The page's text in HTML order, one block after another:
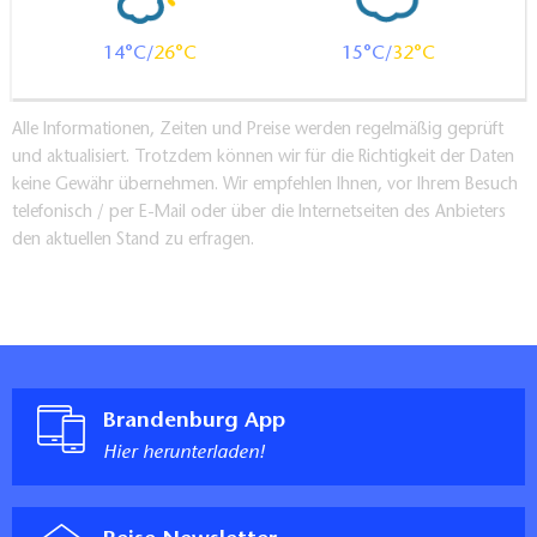
starke Strömung auf dem "Rückweg" auf dem
Puhlstrom
die Hauptspree befahren werden.
Beide Wehre können durchfahren oder umtragen
werden. Am Unteren Puhlstromwehr sind
zumindest von Freitag bis Sonntag Personen, die
macht man die Schleuser glücklich ;)
Karten / Literatur:
Kanuführer für Mecklenburg-Vorpommern,
14 26 15 32
Alle Informationen, Zeiten und Preise werden regelmäßig geprüft
und aktualisiert. Trotzdem können wir für die Richtigkeit der Daten
keine Gewähr übernehmen. Wir empfehlen Ihnen, vor Ihrem Besuch
telefonisch / per E-Mail oder über die Internetseiten des Anbieters
den aktuellen Stand zu erfragen.
Brandenburg App
Hier herunterladen!